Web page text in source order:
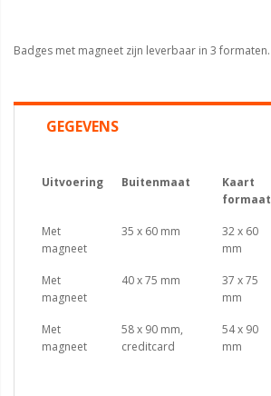
Badges met magneet zijn leverbaar in 3 formaten.
GEGEVENS
Uitvoering Buitenmaat
Kaart
formaat
Met
magneet
35 x 60 mm
32 x 60
mm
Met
magneet
40 x 75 mm
37 x 75
mm
Met
magneet
58 x 90 mm,
creditcard
54 x 90
mm